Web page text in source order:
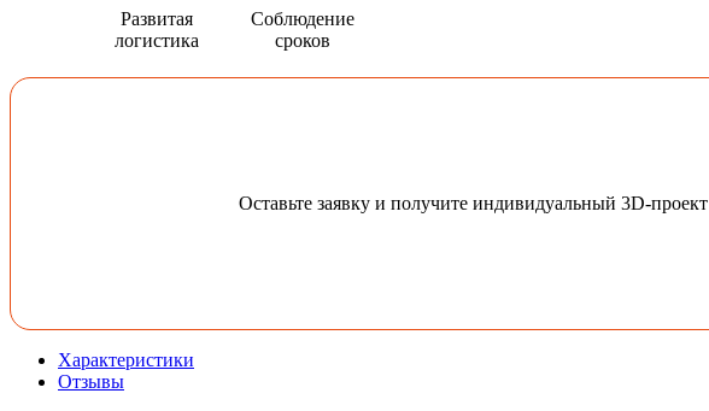
Развитая
логистика
Соблюдение
сроков
Оставьте заявку и получите индивидуальный 3D-проект
Характеристики
Отзывы